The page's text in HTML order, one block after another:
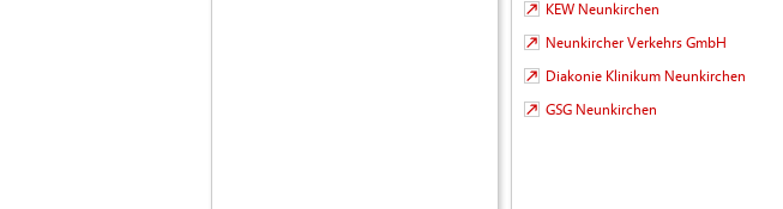
KEW Neunkirchen
Neunkircher Verkehrs GmbH
Diakonie Klinikum Neunkirchen
GSG Neunkirchen